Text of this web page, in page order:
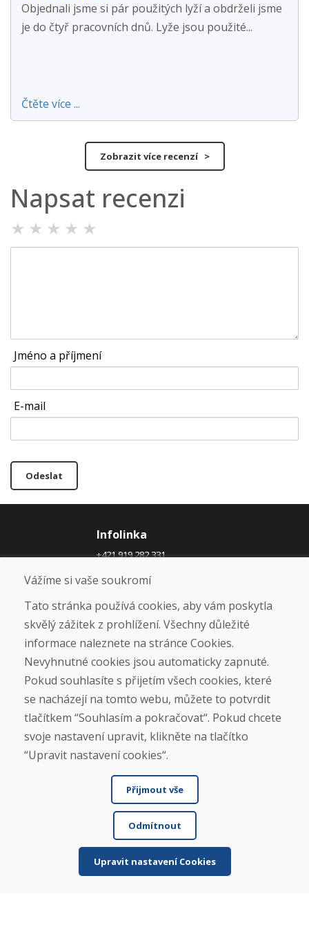
Objednali jsme si pár použitých lyží a obdrželi jsme
je do čtyř pracovních dnů. Lyže jsou použité...
Čtěte více ...
Zobrazit více recenzí >
Napsat recenzi
★ ★ ★ ★ ★
Jméno a příjmení
E-mail
Odeslat
Infolinka
+421 919 282 331
O nás
Blog
O nás
Kontakt
Nákup
Eshop
Jak posíláme elektrokola
Obchodní podmínky
Platba
Reklamace
Vrácení a výměna zboží
Ochrana osobních údajů
Sociální sítě
Vážíme si vaše soukromí
Tato stránka používá cookies, aby vám poskytla
skvělý zážitek z prohlížení. Všechny důležité
informace naleznete na stránce Cookies.
Nevyhnutné cookies jsou automaticky zapnuté.
Pokud souhlasíte s přijetím všech cookies, které
se nacházejí na tomto webu, můžete to potvrdit
tlačítkem “Souhlasím a pokračovat“. Pokud chcete
svoje nastavení upravit, klikněte na tlačítko
“Upravit nastavení cookies“.
Přijmout vše
Odmítnout
Upravit nastavení Cookies